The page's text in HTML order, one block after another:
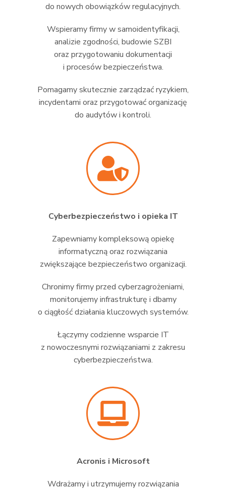
do nowych obowiązków regulacyjnych.
Wspieramy firmy w samoidentyfikacji,
analizie zgodności, budowie SZBI
oraz przygotowaniu dokumentacji
i procesów bezpieczeństwa.
Pomagamy skutecznie zarządzać ryzykiem,
incydentami oraz przygotować organizację
do audytów i kontroli.
Cyberbezpieczeństwo i opieka IT
Zapewniamy kompleksową opiekę
informatyczną oraz rozwiązania
zwiększające bezpieczeństwo organizacji.
Chronimy firmy przed cyberzagrożeniami,
monitorujemy infrastrukturę i dbamy
o ciągłość działania kluczowych systemów.
Łączymy codzienne wsparcie IT
z nowoczesnymi rozwiązaniami z zakresu
cyberbezpieczeństwa.
Acronis i Microsoft
Wdrażamy i utrzymujemy rozwiązania